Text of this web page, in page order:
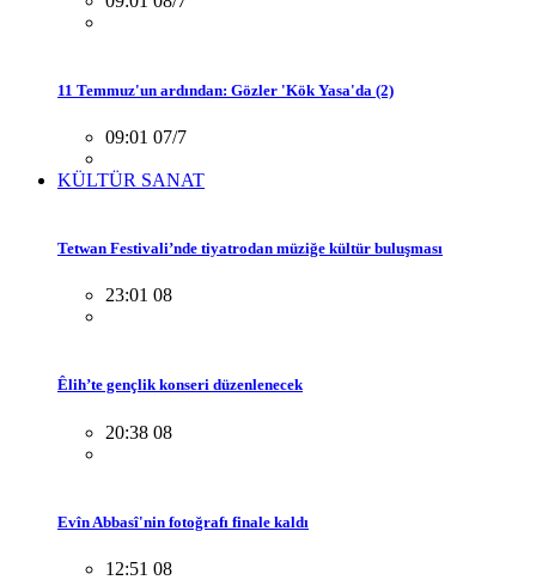
11 Temmuz'un ardından: Gözler 'Kök Yasa'da (2)
09:01 07/7
KÜLTÜR SANAT
Tetwan Festivali’nde tiyatrodan müziğe kültür buluşması
23:01 08
Êlih’te gençlik konseri düzenlenecek
20:38 08
Evîn Abbasî'nin fotoğrafı finale kaldı
12:51 08